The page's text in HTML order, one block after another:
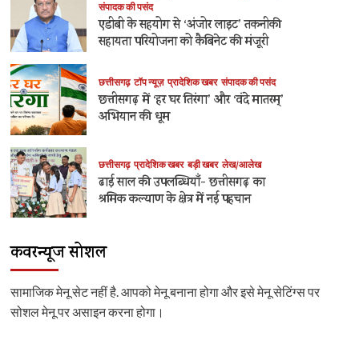
संपादक की पसंद
एडीबी के सहयोग से ‘अंजोर लाइट’ तकनीकी
सहायता परियोजना को कैबिनेट की मंजूरी
छत्तीसगढ़ टॉप न्यूज़ प्रादेशिक खबर संपादक की पसंद
छत्तीसगढ़ में ‘हर घर तिरंगा’ और ‘वंदे मातरम्’
अभियान की धूम
छत्तीसगढ़ प्रादेशिक खबर बड़ी खबर लेख/आलेख
ढाई साल की उपलब्धियाँ- छत्तीसगढ़ का
श्रमिक कल्याण के क्षेत्र में नई पहचान
कवरन्यूज सोशल
सामाजिक मेनू सेट नहीं है. आपको मेनू बनाना होगा और इसे मेनू सेटिंग्स पर
सोशल मेनू पर असाइन करना होगा।